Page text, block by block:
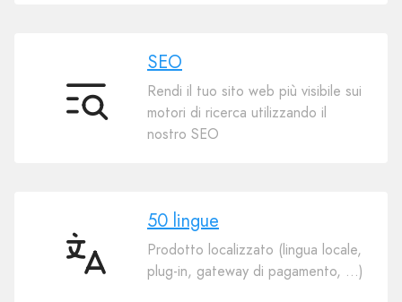
SEO
SEO
Rendi il tuo sito web più visibile sui
motori di ricerca utilizzando il
nostro SEO
50
50 lingue
Prodotto localizzato (lingua locale,
plug-in, gateway di pagamento, ...)